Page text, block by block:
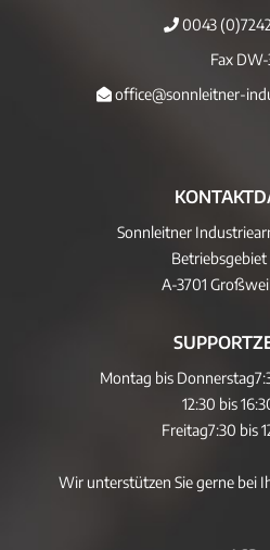
0043
Fax
office@sonnleitner-
Sonnleitner
A-3701
Montag bis Donnerstag
12:30 bis
Freitag7:30 bis
Wir unterstützen Sie gerne bei